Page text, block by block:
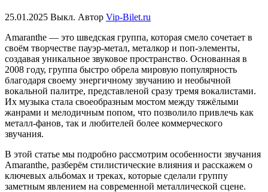
25.01.2025 Выкл. Автор Vip-Bilet.ru
Amaranthe — это шведская группа, которая смело сочетает в
своём творчестве пауэр-метал, металкор и поп-элементы,
создавая уникальное звуковое пространство. Основанная в
2008 году, группа быстро обрела мировую популярность
благодаря своему энергичному звучанию и необычной
вокальной палитре, представленой сразу тремя вокалистами.
Их музыка стала своеобразным мостом между тяжёлыми
жанрами и мелодичным попом, что позволило привлечь как
металл-фанов, так и любителей более коммерческого
звучания.
В этой статье мы подробно рассмотрим особенности звучания
Amaranthe, разберём стилистические влияния и расскажем о
ключевых альбомах и треках, которые сделали группу
заметным явлением на современной металлической сцене.